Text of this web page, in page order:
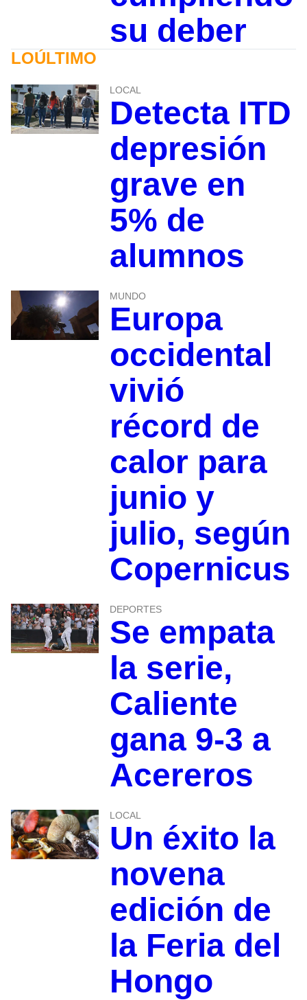
su deber
LOÚLTIMO
LOCAL
Detecta ITD
depresión
grave en
5% de
alumnos
MUNDO
Europa
occidental
vivió
récord de
calor para
junio y
julio, según
Copernicus
DEPORTES
Se empata
la serie,
Caliente
gana 9-3 a
Acereros
LOCAL
Un éxito la
novena
edición de
la Feria del
Hongo